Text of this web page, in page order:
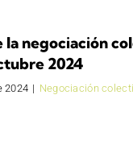
la negociación
2024
2024 | Negociación